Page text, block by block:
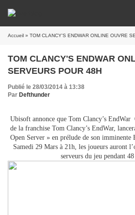
Accueil
TOM CLANCY'S ENDWAR
Publié le 28/03/2014 à 13:38
Par Defthunder
Ubisoft annonce que Tom Clancy’s
de la franchise Tom Clancy’s EndWar,
Open Server » en prélude de son imminente
Samedi 29 Mars à 21h, les joueurs auront
serveurs du jeu pendant 48